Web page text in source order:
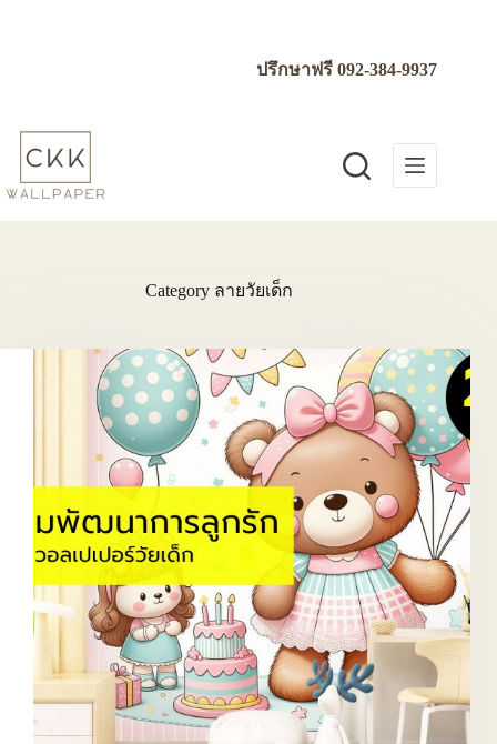
ปรึกษาฟรี092-384-9937
Categoryลายวัยเด็ก